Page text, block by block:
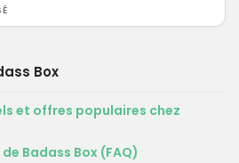
Box
et offres populaires chez
Badass Box (FAQ)